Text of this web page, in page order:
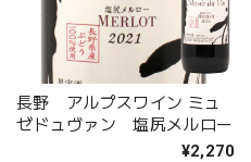
長野 アルプスワイン ミュ
ゼドュヴァン 塩尻メルロー
¥2,270